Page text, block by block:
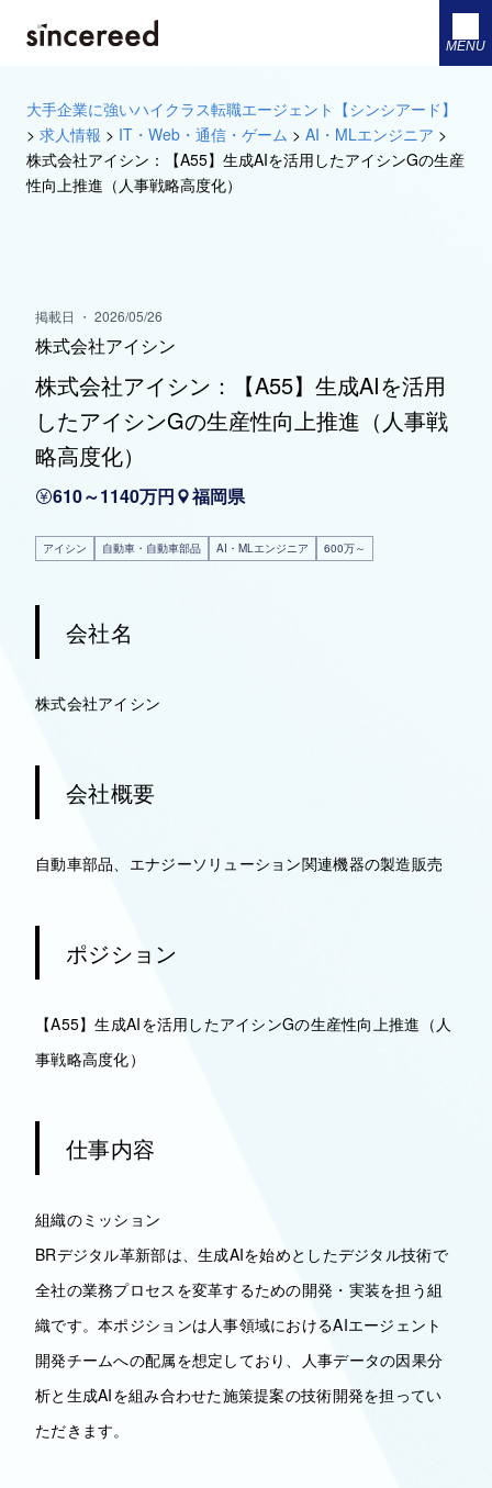
MENU
大手企業に強いハイクラス転職エージェント【シンシアード】
> 求人情報 > IT・Web・通信・ゲーム > AI・MLエンジニア >
株式会社アイシン：【A55】生成AIを活用したアイシンGの生産
性向上推進（人事戦略高度化）
掲載日 ・ 2026/05/26
株式会社アイシン
株式会社アイシン：【A55】生成AIを活用
したアイシンGの生産性向上推進（人事戦
略高度化）
610～1140万円 福岡県
アイシン 自動車・自動車部品 AI・MLエンジニア 600万～
会社名
株式会社アイシン
会社概要
自動車部品、エナジーソリューション関連機器の製造販売
ポジション
【A55】生成AIを活用したアイシンGの生産性向上推進（人
事戦略高度化）
仕事内容
組織のミッション
BRデジタル革新部は、生成AIを始めとしたデジタル技術で
全社の業務プロセスを変革するための開発・実装を担う組
織です。本ポジションは人事領域におけるAIエージェント
開発チームへの配属を想定しており、人事データの因果分
析と生成AIを組み合わせた施策提案の技術開発を担ってい
ただきます。